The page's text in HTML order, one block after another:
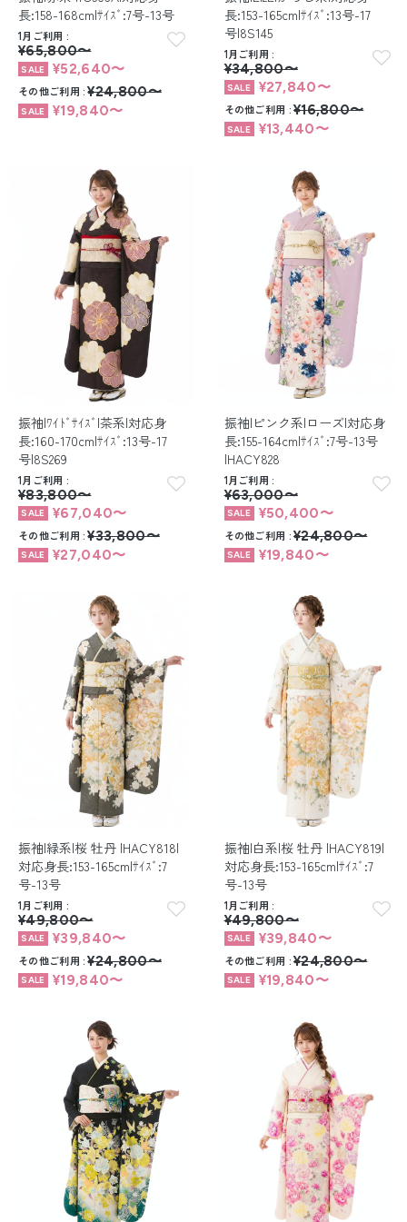
長:158-168cm|ｻｲｽﾞ:7号-13号
1月ご利用
¥65,800〜
¥52,640〜
その他ご利用 ¥24,800〜
¥19,840〜
長:153-165cm|ｻｲｽﾞ:13号-17
号|8S145
1月ご利用
¥34,800〜
¥27,840〜
その他ご利用
¥16,800〜
¥13,440〜
振袖|ﾜｲﾄﾞｻｲｽﾞ|茶系|対応身
長:160-170cm|ｻｲｽﾞ:13号-17
号|8S269
1月ご利用
¥83,800〜
¥67,040〜
その他ご利用 ¥33,800〜
¥27,040〜
振袖|ピンク系|ローズ|対応身
長:155-164cm|ｻｲｽﾞ:7号-13号
|HACY828
1月ご利用
¥63,000〜
¥50,400〜
その他ご利用
¥24,800〜
¥19,840〜
振袖|緑系|桜 牡丹 |HACY818|
対応身長:153-165cm|ｻｲｽﾞ:7
号-13号
1月ご利用
¥49,800〜
¥39,840〜
その他ご利用 ¥24,800〜
¥19,840〜
振袖|白系|桜 牡丹 |HACY819|
対応身長:153-165cm|ｻｲｽﾞ:7
号-13号
1月ご利用
¥49,800〜
¥39,840〜
その他ご利用
¥24,800〜
¥19,840〜